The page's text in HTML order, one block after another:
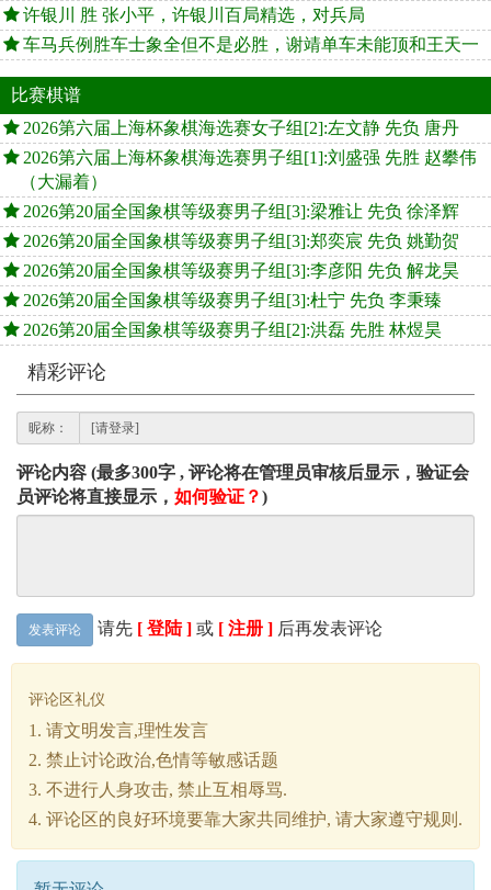
许银川 胜 张小平，许银川百局精选，对兵局
车马兵例胜车士象全但不是必胜，谢靖单车未能顶和王天一
比赛棋谱
2026第六届上海杯象棋海选赛女子组[2]:左文静 先负 唐丹
2026第六届上海杯象棋海选赛男子组[1]:刘盛强 先胜 赵攀伟
（大漏着）
2026第20届全国象棋等级赛男子组[3]:梁雅让 先负 徐泽辉
2026第20届全国象棋等级赛男子组[3]:郑奕宸 先负 姚勤贺
2026第20届全国象棋等级赛男子组[3]:李彦阳 先负 解龙昊
2026第20届全国象棋等级赛男子组[3]:杜宁 先负 李秉臻
2026第20届全国象棋等级赛男子组[2]:洪磊 先胜 林煜昊
精彩评论
昵称：
评论内容 (最多300字 , 评论将在管理员审核后显示，验证会
员评论将直接显示， 如何验证？)
发表评论 请先 [ 登陆 ] 或 [ 注册 ] 后再发表评论
评论区礼仪
1. 请文明发言,理性发言
2. 禁止讨论政治,色情等敏感话题
3. 不进行人身攻击, 禁止互相辱骂.
4. 评论区的良好环境要靠大家共同维护, 请大家遵守规则.